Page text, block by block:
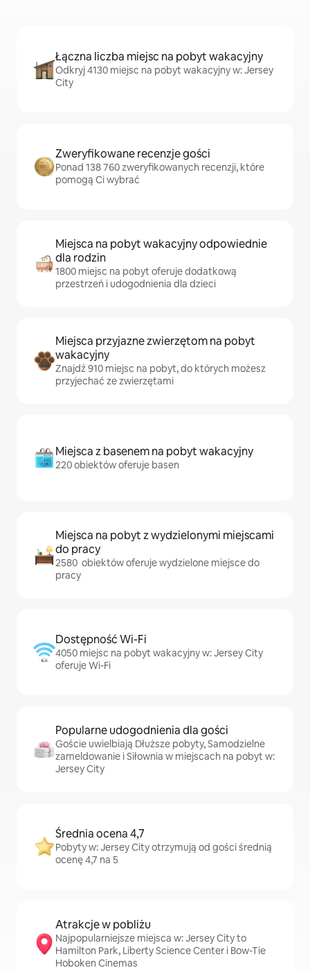
Łączna liczba miejsc na pobyt wakacyjny
Odkryj 4130 miejsc na pobyt wakacyjny w: Jersey
City
Zweryfikowane recenzje gości
Ponad 138 760 zweryfikowanych recenzji, które
pomogą Ci wybrać
Miejsca na pobyt wakacyjny odpowiednie
dla rodzin
1800 miejsc na pobyt oferuje dodatkową
przestrzeń i udogodnienia dla dzieci
Miejsca przyjazne zwierzętom na pobyt
wakacyjny
Znajdź 910 miejsc na pobyt, do których możesz
przyjechać ze zwierzętami
Miejsca z basenem na pobyt wakacyjny
220 obiektów oferuje basen
Miejsca na pobyt z wydzielonymi miejscami
do pracy
2580 obiektów oferuje wydzielone miejsce do
pracy
Dostępność Wi-Fi
4050 miejsc na pobyt wakacyjny w: Jersey City
oferuje Wi-Fi
Popularne udogodnienia dla gości
Goście uwielbiają Dłuższe pobyty, Samodzielne
zameldowanie i Siłownia w miejscach na pobyt w:
Jersey City
Średnia ocena 4,7
Pobyty w: Jersey City otrzymują od gości średnią
ocenę 4,7 na 5
Atrakcje w pobliżu
Najpopularniejsze miejsca w: Jersey City to
Hamilton Park, Liberty Science Center i Bow-Tie
Hoboken Cinemas